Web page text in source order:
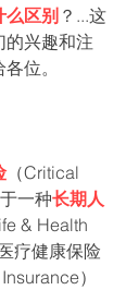
么区别 ？...这
的兴趣和注
位。
（Critical
一种长期人
& Health
疗健康保险
）